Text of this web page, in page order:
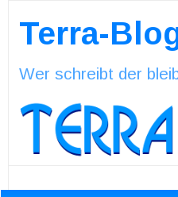
Terra-
Wer schreibt der